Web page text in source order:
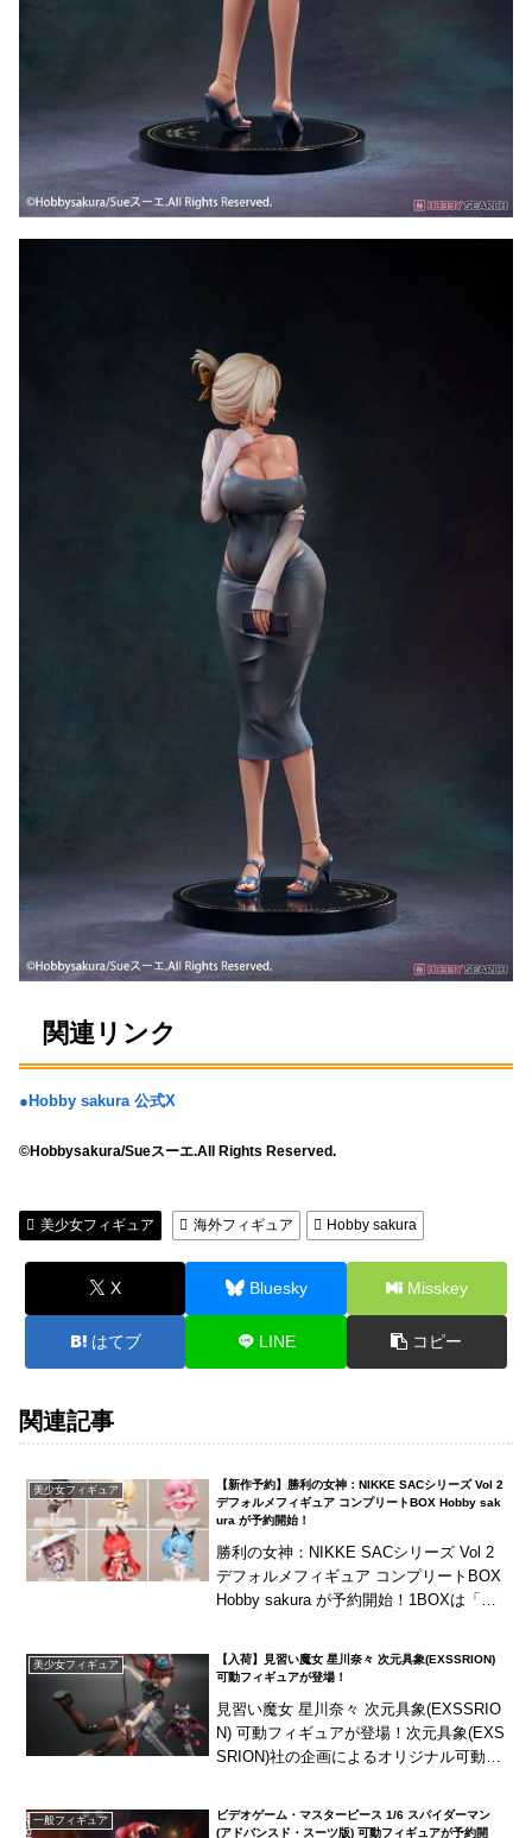
関連リンク
●Hobby sakura 公式X
©Hobbysakura/Sueスーエ.All Rights Reserved.
美少女フィギュア 海外フィギュア Hobby sakura
X Bluesky Misskey
はてブ LINE コピー
関連記事
美少女フィギュア
【新作予約】勝利の女神：NIKKE SACシリーズ Vol 2
デフォルメフィギュア コンプリートBOX Hobby sak
ura が予約開始！
勝利の女神：NIKKE SACシリーズ Vol 2
デフォルメフィギュア コンプリートBOX
Hobby sakura が予約開始！1BOXは「紅
美少女フィギュア
【入荷】見習い魔女 星川奈々 次元具象(EXSSRION)
可動フィギュアが登場！
見習い魔女 星川奈々 次元具象(EXSSRIO
N) 可動フィギュアが登場！次元具象(EXS
SRION)社の企画によるオリジナル可動フ
一般フィギュア
ビデオゲーム・マスターピース 1/6 スパイダーマン
(アドバンスド・スーツ版) 可動フィギュアが予約開